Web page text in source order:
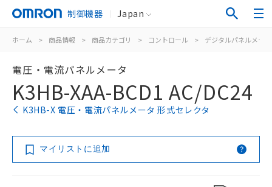
制御機器 Japan
ホーム > 商品情報 > 商品カテゴリ > コントロール > デジタルパネルメータ
電圧・電流パネルメータ
K3HB-XAA-BCD1 AC/DC24
K3HB-X 電圧・電流パネルメータ 形式セレクタ
マイリストに追加